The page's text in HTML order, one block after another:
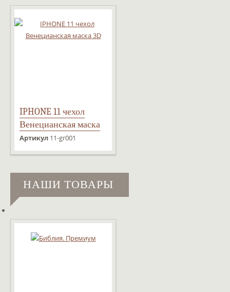
IPHONE 11 чехол
Венецианская маска
3D
Артикул 11-gr001
НАШИ ТОВАРЫ